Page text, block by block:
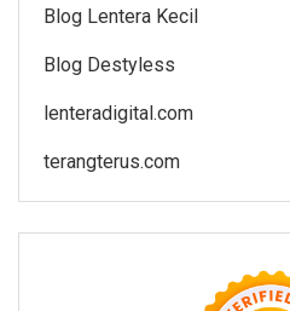
Blog Lentera Kecil
Blog Destyless
lenteradigital.com
terangterus.com